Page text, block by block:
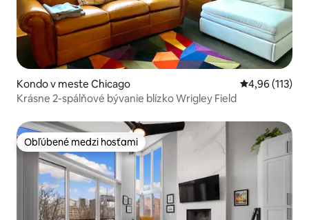
Kondo v meste Chicago Priemerné
4,96 (113)
Krásne 2-spálňové bývanie blízko Wrigley Field
Obľúbené medzi hosťami
Obľúbené medzi hosťami